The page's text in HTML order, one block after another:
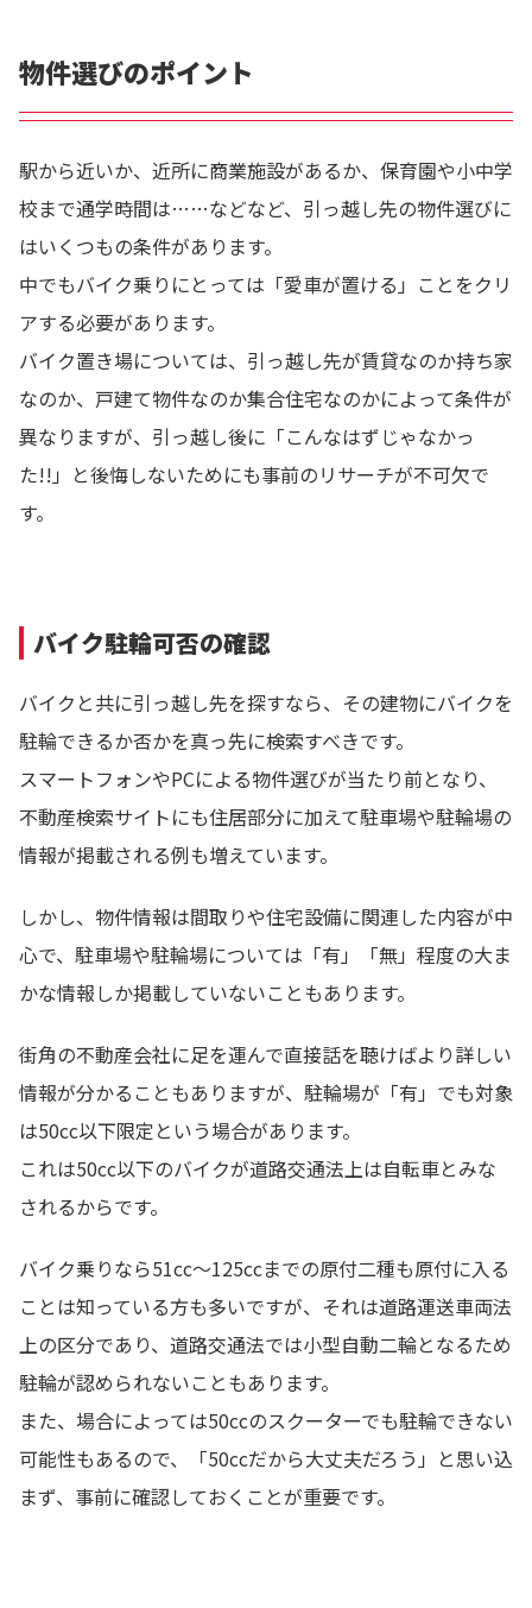
物件選びのポイント
駅から近いか、近所に商業施設があるか、保育園や小中学
校まで通学時間は……などなど、引っ越し先の物件選びに
はいくつもの条件があります。
中でもバイク乗りにとっては「愛車が置ける」ことをクリ
アする必要があります。
バイク置き場については、引っ越し先が賃貸なのか持ち家
なのか、戸建て物件なのか集合住宅なのかによって条件が
異なりますが、引っ越し後に「こんなはずじゃなかっ
た!!」と後悔しないためにも事前のリサーチが不可欠で
す。
バイク駐輪可否の確認
バイクと共に引っ越し先を探すなら、その建物にバイクを
駐輪できるか否かを真っ先に検索すべきです。
スマートフォンやPCによる物件選びが当たり前となり、
不動産検索サイトにも住居部分に加えて駐車場や駐輪場の
情報が掲載される例も増えています。
しかし、物件情報は間取りや住宅設備に関連した内容が中
心で、駐車場や駐輪場については「有」「無」程度の大ま
かな情報しか掲載していないこともあります。
街角の不動産会社に足を運んで直接話を聴けばより詳しい
情報が分かることもありますが、駐輪場が「有」でも対象
は50cc以下限定という場合があります。
これは50cc以下のバイクが道路交通法上は自転車とみな
されるからです。
バイク乗りなら51cc～125ccまでの原付二種も原付に入る
ことは知っている方も多いですが、それは道路運送車両法
上の区分であり、道路交通法では小型自動二輪となるため
駐輪が認められないこともあります。
また、場合によっては50ccのスクーターでも駐輪できない
可能性もあるので、「50ccだから大丈夫だろう」と思い込
まず、事前に確認しておくことが重要です。